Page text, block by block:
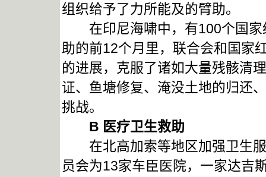
组织给予了力所能及的臂助。
在印尼海啸中，有100个国家
助的前12个月里，联合会和国家
的进展，克服了诸如大量残骸清
证、鱼塘修复、淹没土地的归还
挑战。
B 医疗卫生救助
在北高加索等地区加强卫生服
员会为13家车臣医院，一家达吉